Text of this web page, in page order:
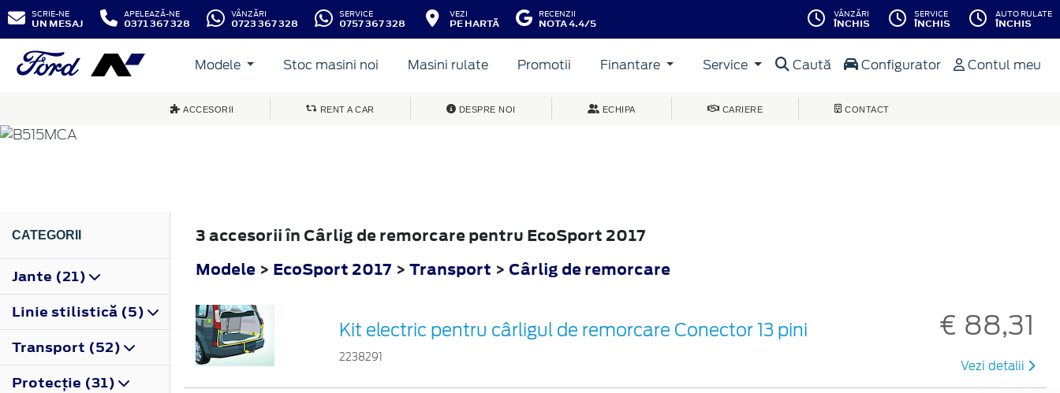
SCRIE-NE
UN MESAJ
APELEAZĂ-NE
0371 367 328
VÂNZĂRI
0723 367 328
SERVICE
0757 367 328
VEZI
PE HARTĂ
RECENZII
NOTA 4.4/5
VÂNZĂRI
ÎNCHIS
SERVICE
ÎNCHIS
AUTO RULATE
ÎNCHIS
Modele Stoc masini noi Masini rulate Promotii Finantare Service Caută Configurator Contul meu
ACCESORII RENT A CAR DESPRE NOI ECHIPA CARIERE CONTACT
ECOSPORT
CATEGORII
Jante (21)
Linie stilistică (5)
Transport (52)
Protecţie (31)
3 accesorii în Cârlig de remorcare pentru EcoSport 2017
Modele > EcoSport 2017 > Transport > Cârlig de remorcare
Kit electric pentru cârligul de remorcare Conector 13 pini
2238291
€ 88,31
Vezi detalii